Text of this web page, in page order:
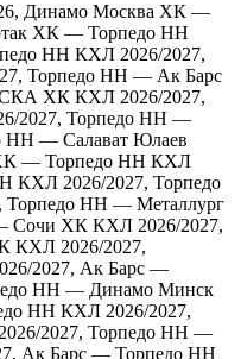
Динамо Москва ХК —
ХК — Торпедо НН
НН КХЛ 2026/2027,
Торпедо НН — Ак Барс
ХК КХЛ 2026/2027,
2027, Торпедо НН —
НН — Салават Юлаев
— Торпедо НН КХЛ
КХЛ 2026/2027, Торпедо
Торпедо НН — Металлург
Сочи ХК КХЛ 2026/2027,
КХЛ 2026/2027,
2027, Ак Барс —
НН — Динамо Минск
НН КХЛ 2026/2027,
2027, Торпедо НН —
Ак Барс — Торпедо НН